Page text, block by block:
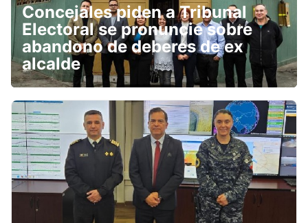
Concejales piden a Tribunal
Electoral se pronuncie sobre
abandono de deberes de ex
alcalde